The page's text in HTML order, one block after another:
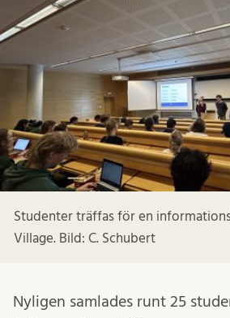
Studenter träffas för en
Village. Bild: C. Schubert
Nyligen samlades runt 25